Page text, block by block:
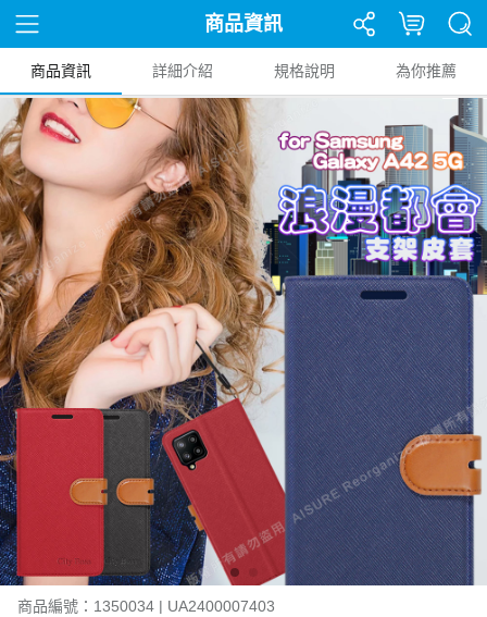
商品資訊
商品資訊 詳細介紹 規格說明 為你推薦
商品編號：1350034 | UA2400007403